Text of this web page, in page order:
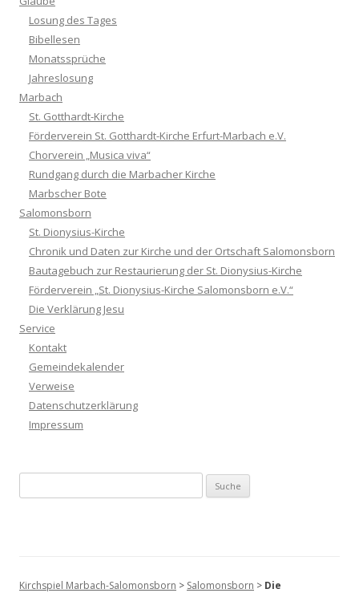
Losung des Tages
Bibellesen
Monatssprüche
Jahreslosung
Marbach
St. Gotthardt-Kirche
Förderverein St. Gotthardt-Kirche Erfurt-Marbach e.V.
Chorverein „Musica viva“
Rundgang durch die Marbacher Kirche
Marbscher Bote
Salomonsborn
St. Dionysius-Kirche
Chronik und Daten zur Kirche und der Ortschaft Salomonsborn
Bautagebuch zur Restaurierung der St. Dionysius-Kirche
Förderverein „St. Dionysius-Kirche Salomonsborn e.V.“
Die Verklärung Jesu
Service
Kontakt
Gemeindekalender
Verweise
Datenschutzerklärung
Impressum
Kirchspiel Marbach-Salomonsborn > Salomonsborn > Die